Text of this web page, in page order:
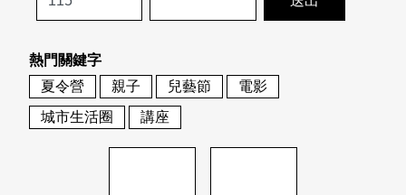
地圖搜尋
關於我們
刊物索取地點
會員基本資料
刊登活動
網站導覽 English
日本語 登入/註冊
熱門關鍵字
夏令營
親子 兒藝節
電影
城市生活圈
講座